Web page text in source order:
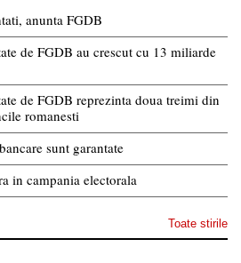
anunta FGDB
de FGDB au crescut cu 13 miliarde
de FGDB reprezinta doua treimi din
romanesti
sunt garantate
in campania electorala
Toate stirile